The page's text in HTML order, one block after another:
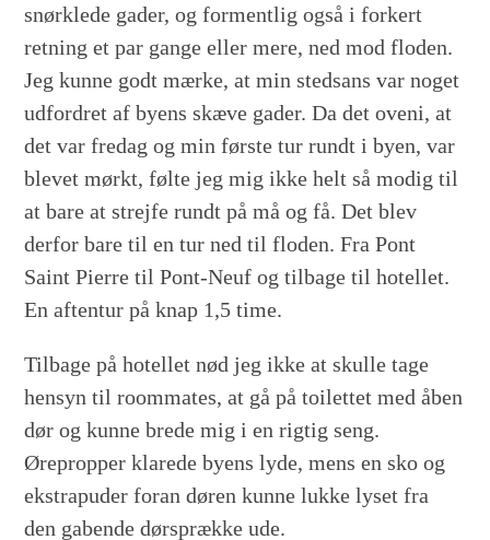
snørklede gader, og formentlig også i forkert
retning et par gange eller mere, ned mod floden.
Jeg kunne godt mærke, at min stedsans var noget
udfordret af byens skæve gader. Da det oveni, at
det var fredag og min første tur rundt i byen, var
blevet mørkt, følte jeg mig ikke helt så modig til
at bare at strejfe rundt på må og få. Det blev
derfor bare til en tur ned til floden. Fra Pont
Saint Pierre til Pont-Neuf og tilbage til hotellet.
En aftentur på knap 1,5 time.
Tilbage på hotellet nød jeg ikke at skulle tage
hensyn til roommates, at gå på toilettet med åben
dør og kunne brede mig i en rigtig seng.
Ørepropper klarede byens lyde, mens en sko og
ekstrapuder foran døren kunne lukke lyset fra
den gabende dørsprække ude.